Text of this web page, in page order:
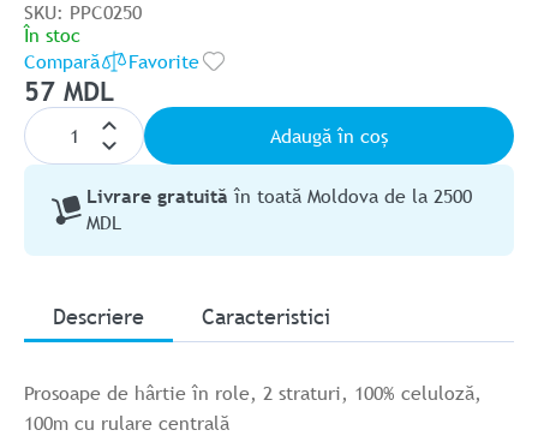
SKU: PPC0250
În stoc
Compară
Favorite
57 MDL
Adaugă în coș
Livrare gratuită în toată Moldova de la 2500
MDL
Descriere Caracteristici
Prosoape de hârtie în role, 2 straturi, 100% celuloză,
100m cu rulare centrală